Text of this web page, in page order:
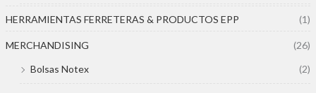
HERRAMIENTAS FERRETERAS & PRODUCTOS EPP (1)
MERCHANDISING
(26)
Bolsas Notex
(2)